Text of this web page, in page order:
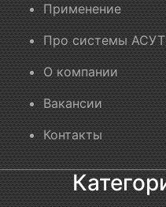
Применение
Про системы
О компании
Вакансии
Контакты